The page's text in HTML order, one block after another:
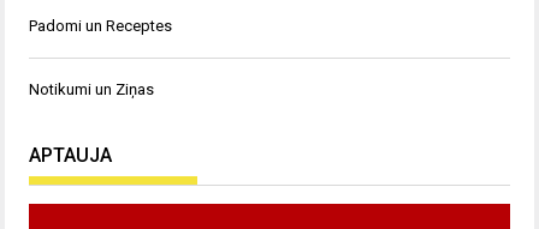
Padomi un Receptes
Notikumi un Ziņas
APTAUJA